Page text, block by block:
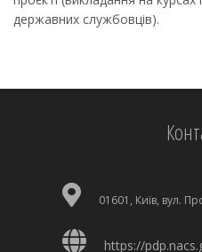
державних службовців).
01601, Київ, вул.
https://